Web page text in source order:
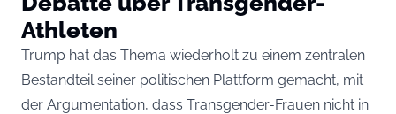
Athleten
Trump hat das Thema wiederholt zu einem zentralen
Bestandteil seiner politischen Plattform gemacht, mit
der Argumentation, dass Transgender-Frauen nicht in